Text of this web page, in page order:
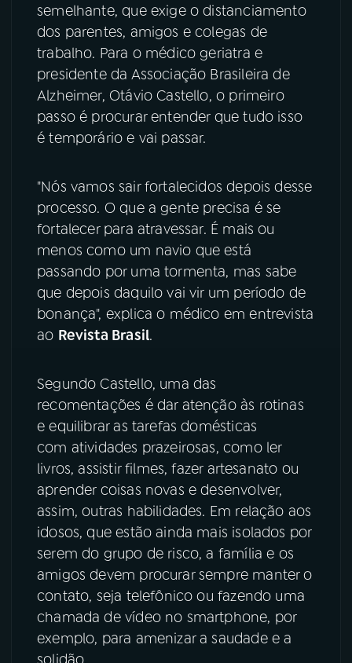
YouTube Facebook
Instagram X
semelhante, que exige o distanciamento
dos parentes, amigos e colegas de
trabalho. Para o médico geriatra e
presidente da Associação Brasileira de
Alzheimer, Otávio Castello, o primeiro
passo é procurar entender que tudo isso
é temporário e vai passar.
"Nós vamos sair fortalecidos depois desse
processo. O que a gente precisa é se
fortalecer para atravessar. É mais ou
menos como um navio que está
passando por uma tormenta, mas sabe
que depois daquilo vai vir um período de
bonança", explica o médico em entrevista
ao Revista Brasil.
Segundo Castello, uma das
recomentações é dar atenção às rotinas
e equilibrar as tarefas domésticas
com atividades prazeirosas, como ler
livros, assistir filmes, fazer artesanato ou
aprender coisas novas e desenvolver,
assim, outras habilidades. Em relação aos
idosos, que estão ainda mais isolados por
serem do grupo de risco, a família e os
amigos devem procurar sempre manter o
contato, seja telefônico ou fazendo uma
chamada de vídeo no smartphone, por
exemplo, para amenizar a saudade e a